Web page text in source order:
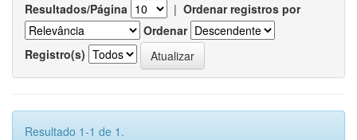
Resultados/Página | Ordenar registros por
Ordenar
Registro(s)
Resultado 1-1 de 1.